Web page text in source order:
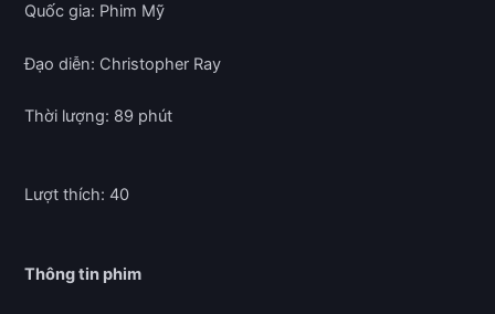
Quốc gia: Phim Mỹ
Đạo diễn: Christopher Ray
Thời lượng: 89 phút
Lượt thích: 40
Thông tin phim